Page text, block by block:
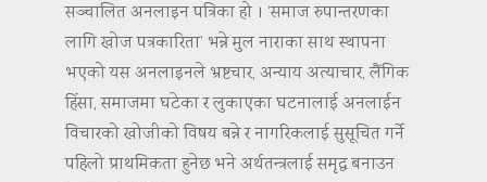
सञ्चालित अनलाइन पत्रिका हो । ‘समाज रुपान्तरणका
लागि खोज पत्रकारिता’ भन्ने मुल नाराका साथ स्थापना
भएको यस अनलाइनले भ्रष्टचार, अन्याय अत्याचार, लैंगिक
हिंसा, समाजमा घटेका र लुकाएका घटनालाई अनलाईन
विचारको खोजीको विषय बन्ने र नागरिकलाई सुसूचित गर्ने
पहिलो प्राथमिकता हुनेछ भने अर्थतन्त्रलाई समृद्ध बनाउन